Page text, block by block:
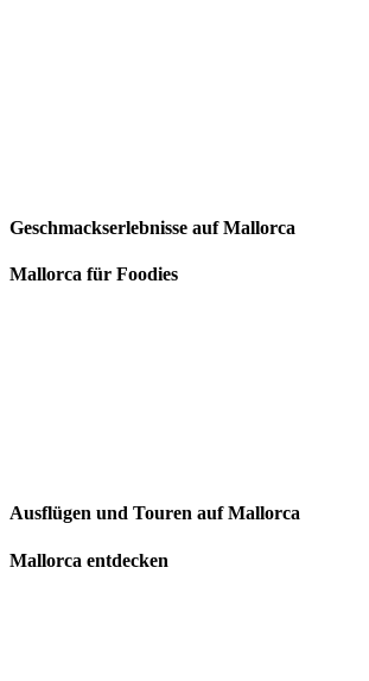
Geschmackserlebnisse auf Mallorca
Mallorca für Foodies
Ausflügen und Touren auf Mallorca
Mallorca entdecken